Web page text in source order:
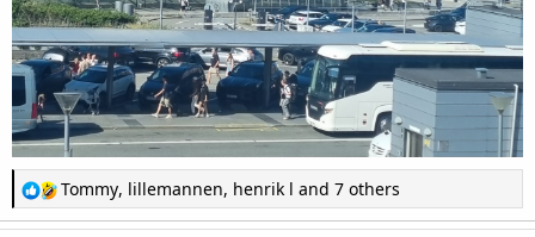
R
a
Tommy, lillemannen, henrik l and 7 others